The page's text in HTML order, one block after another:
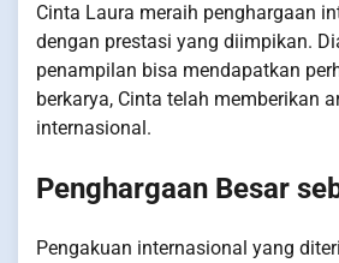
Cinta Laura meraih penghargaan
dengan prestasi yang diimpikan.
penampilan bisa mendapatkan
berkarya, Cinta telah memberikan
internasional.
Penghargaan Besar
Pengakuan internasional yang